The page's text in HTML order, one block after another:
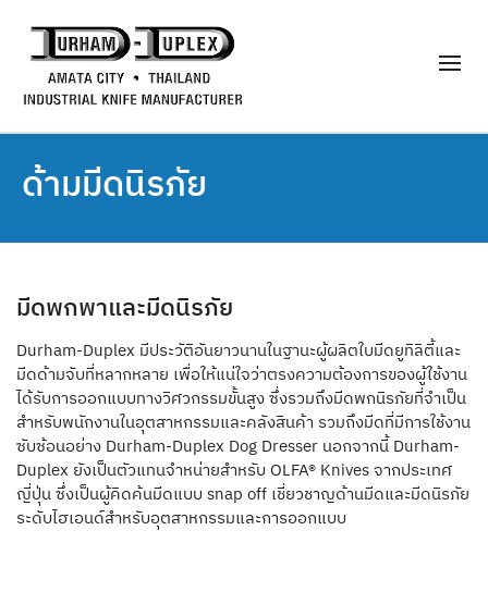
ด้ามมีดนิรภัย
มีดพกพาและมีดนิรภัย
Durham-Duplex มีประวัติอันยาวนานในฐานะผู้ผลิตใบมีดยูทิลิตี้และ
มีดด้ามจับที่หลากหลาย เพื่อให้แน่ใจว่าตรงความต้องการของผู้ใช้งาน
ได้รับการออกแบบทางวิศวกรรมขั้นสูง ซึ่งรวมถึงมีดพกนิรภัยที่จำเป็น
สำหรับพนักงานในอุตสาหกรรมและคลังสินค้า รวมถึงมีดที่มีการใช้งาน
ซับซ้อนอย่าง Durham-Duplex Dog Dresser นอกจากนี้ Durham-
Duplex ยังเป็นตัวแทนจำหน่ายสำหรับ OLFA® Knives จากประเทศ
ญี่ปุ่น ซึ่งเป็นผู้คิดค้นมีดแบบ snap off เชี่ยวชาญด้านมีดและมีดนิรภัย
ระดับไฮเอนด์สำหรับอุตสาหกรรมและการออกแบบ